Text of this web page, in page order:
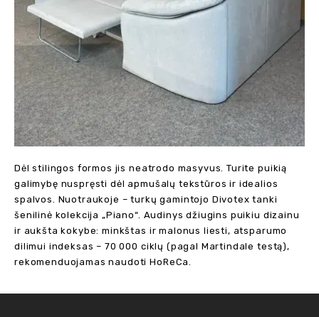
Dėl stilingos formos jis neatrodo masyvus. Turite puikią
galimybę nuspręsti dėl apmušalų tekstūros ir idealios
spalvos. Nuotraukoje – turkų gamintojo Divotex tanki
šenilinė kolekcija „Piano“. Audinys džiugins puikiu dizainu
ir aukšta kokybe: minkštas ir malonus liesti, atsparumo
dilimui indeksas – 70 000 ciklų (pagal Martindale testą),
rekomenduojamas naudoti HoReCa.